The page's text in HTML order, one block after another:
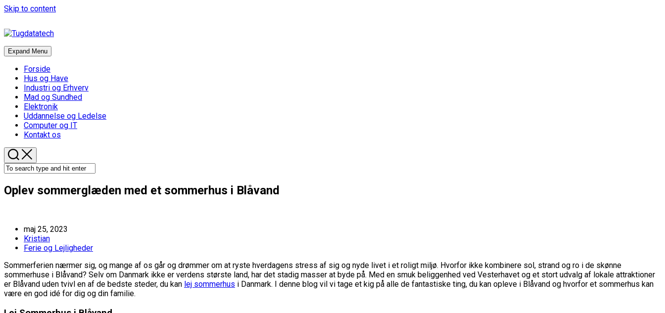
Skip to content
Expand Menu
Forside
Hus og Have
Industri og Erhverv
Mad og Sundhed
Elektronik
Uddannelse og Ledelse
Computer og IT
Kontakt os
Oplev sommerglæden med et sommerhus i Blåvand
maj 25, 2023
Kristian
Ferie og Lejligheder
Sommerferien nærmer sig, og mange af os går og drømmer om at ryste hverdagens stress af sig og nyde livet i et roligt miljø. Hvorfor ikke kombinere sol, strand og ro i de skønne
sommerhuse i Blåvand? Selv om Danmark ikke er verdens største land, har det stadig masser at byde på. Med en smuk beliggenhed ved Vesterhavet og et stort udvalg af lokale attraktioner
er Blåvand uden tvivl en af de bedste steder, du kan lej sommerhus i Danmark. I denne blog vil vi tage et kig på alle de fantastiske ting, du kan opleve i Blåvand og hvorfor et sommerhus kan
være en god idé for dig og din familie.